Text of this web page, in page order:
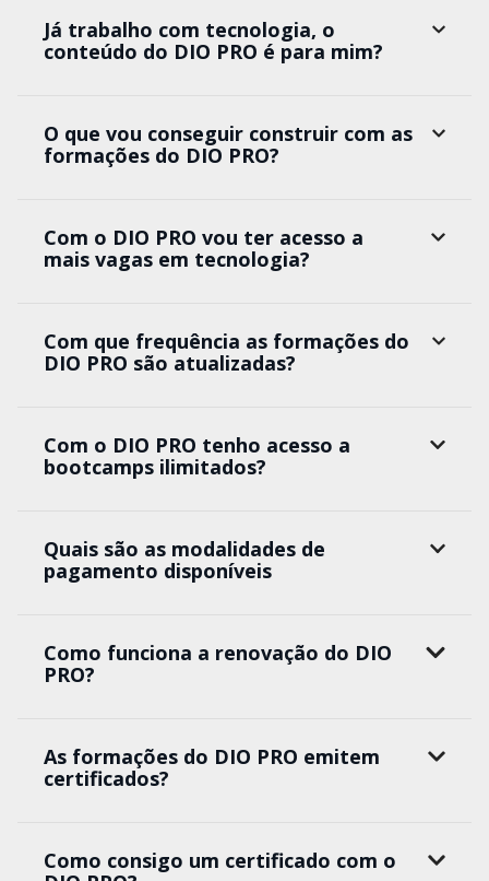
Já trabalho com tecnologia, o
conteúdo do DIO PRO é para mim?
O que vou conseguir construir com as
formações do DIO PRO?
Com o DIO PRO vou ter acesso a
mais vagas em tecnologia?
Com que frequência as formações do
DIO PRO são atualizadas?
Com o DIO PRO tenho acesso a
bootcamps ilimitados?
Quais são as modalidades de
pagamento disponíveis
Como funciona a renovação do DIO
PRO?
As formações do DIO PRO emitem
certificados?
Como consigo um certificado com o